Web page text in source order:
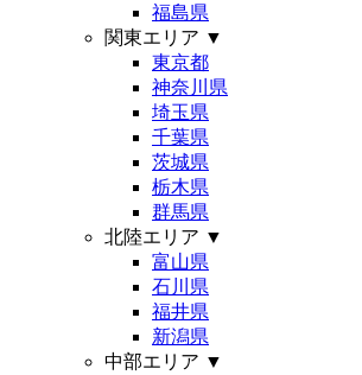
福島県
関東エリア ▼
東京都
神奈川県
埼玉県
千葉県
茨城県
栃木県
群馬県
北陸エリア ▼
富山県
石川県
福井県
新潟県
中部エリア ▼